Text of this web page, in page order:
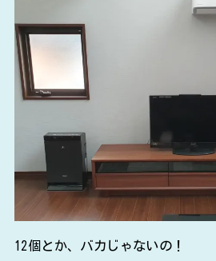
12個とか、バカじゃないの！